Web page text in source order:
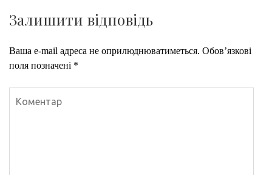
Залишити відповідь
Ваша e-mail адреса не оприлюднюватиметься. Обов’язкові
поля позначені *